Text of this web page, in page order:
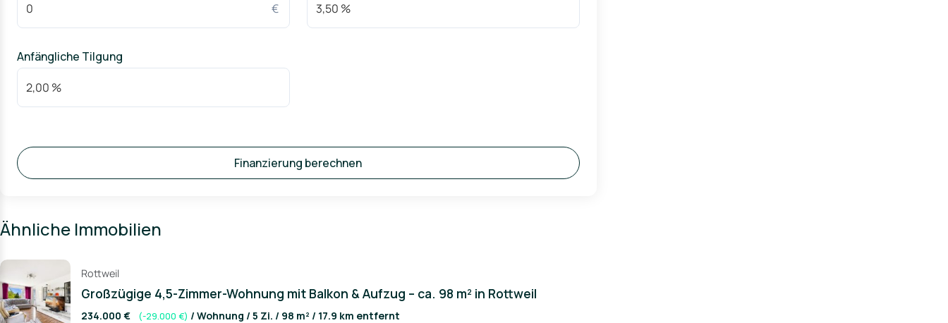
€
Anfängliche Tilgung
Finanzierung berechnen
Ähnliche Immobilien
Rottweil
Großzügige 4,5-Zimmer-Wohnung mit Balkon & Aufzug – ca. 98 m² in Rottweil
234.000 € (-29.000 €) / Wohnung / 5 Zi. / 98 m² / 17.9 km entfernt